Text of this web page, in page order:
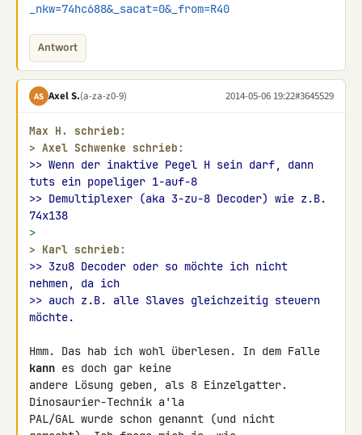
_nkw=74hc688&_sacat=0&_from=R40
Antwort
AS Axel S.(a-za-z0-9) 2014-05-06 19:22#3645529
Max H. schrieb:
> Axel Schwenke schrieb:
>> Wenn der inaktive Pegel H sein darf, dann
tuts ein popeliger 1-auf-8
>> Demultiplexer (aka 3-zu-8 Decoder) wie z.B.
74x138
>
> Karl schrieb:
>> 3zu8 Decoder oder so möchte ich nicht
nehmen, da ich
>> auch z.B. alle Slaves gleichzeitig steuern
möchte.
kann es doch gar keine
andere Lösung geben, als 8 Einzelgatter.
Dinosaurier-Technik a'la
PAL/GAL wurde schon genannt (und nicht